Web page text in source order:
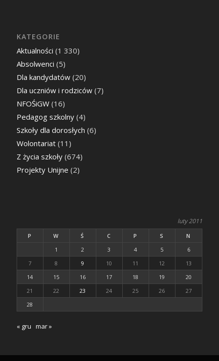
KATEGORIE
Aktualności (1 330)
Absolwenci (5)
Dla kandydatów(20)
Dla uczniów i rodziców(7)
NFOŚiGW(16)
Pedagog szkolny(4)
Szkoły dla dorosłych (6)
Wolontariat(11)
Z życia szkoły(674)
Projekty Unijne (2)
luty 2011
P W Ś C P S
N
1
2 3 4 5
6
7
8 9 10 11 12
13
14
15 16 17 18 19
20
21
22 23 24 25 26
27
28
« gru mar »